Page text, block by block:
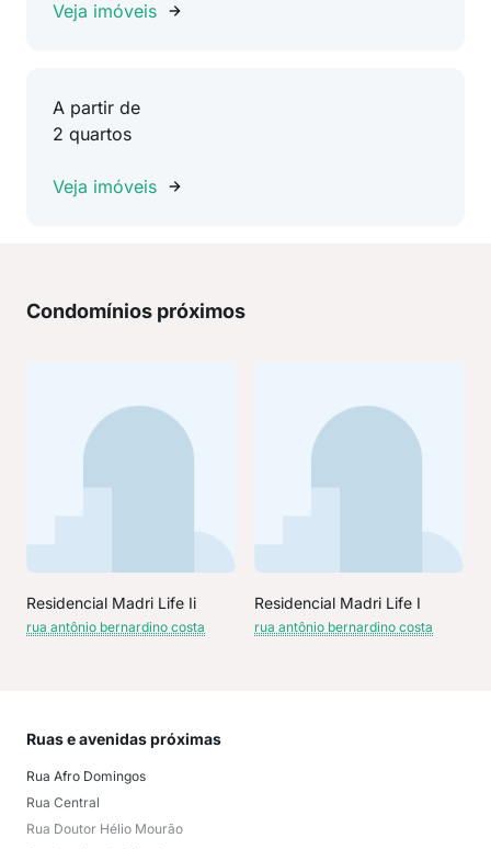
Veja imóveis
A partir de
2 quartos
Veja imóveis
Condomínios próximos
Residencial Madri Life Ii
rua antônio bernardino costa
Residencial Madri Life I
rua antônio bernardino costa
Ruas e avenidas próximas
Rua Afro Domingos
Rua Central
Rua Doutor Hélio Mourão